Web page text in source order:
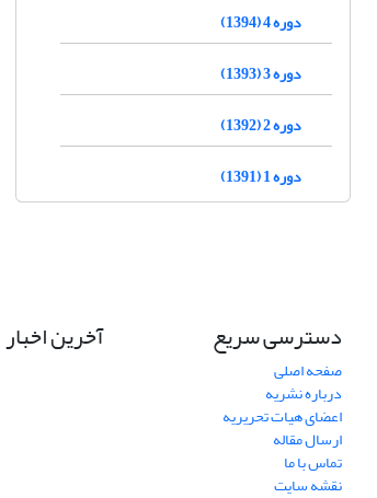
دوره 4 (1394)
دوره 3 (1393)
دوره 2 (1392)
دوره 1 (1391)
دسترسی سریع
صفحه اصلی
درباره نشریه
اعضای هیات تحریریه
ارسال مقاله
تماس با ما
نقشه سایت
آخرین اخبار